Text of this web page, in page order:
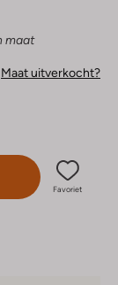
maat
Maat uitverkocht?
Favoriet